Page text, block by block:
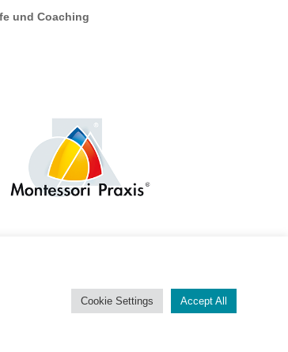
und Coaching
Cookie Settings Accept All